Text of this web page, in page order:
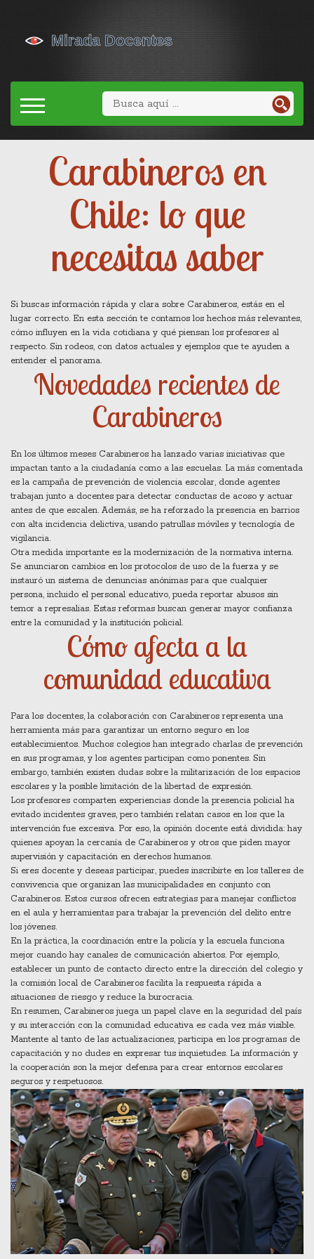
Carabineros en
Chile: lo que
necesitas saber
Si buscas información rápida y clara sobre Carabineros, estás en el
lugar correcto. En esta sección te contamos los hechos más relevantes,
cómo influyen en la vida cotidiana y qué piensan los profesores al
respecto. Sin rodeos, con datos actuales y ejemplos que te ayuden a
entender el panorama.
Novedades recientes de
Carabineros
En los últimos meses Carabineros ha lanzado varias iniciativas que
impactan tanto a la ciudadanía como a las escuelas. La más comentada
es la campaña de prevención de violencia escolar, donde agentes
trabajan junto a docentes para detectar conductas de acoso y actuar
antes de que escalen. Además, se ha reforzado la presencia en barrios
con alta incidencia delictiva, usando patrullas móviles y tecnología de
vigilancia.
Otra medida importante es la modernización de la normativa interna.
Se anunciaron cambios en los protocolos de uso de la fuerza y se
instauró un sistema de denuncias anónimas para que cualquier
persona, incluido el personal educativo, pueda reportar abusos sin
temor a represalias. Estas reformas buscan generar mayor confianza
entre la comunidad y la institución policial.
Cómo afecta a la
comunidad educativa
Para los docentes, la colaboración con Carabineros representa una
herramienta más para garantizar un entorno seguro en los
establecimientos. Muchos colegios han integrado charlas de prevención
en sus programas, y los agentes participan como ponentes. Sin
embargo, también existen dudas sobre la militarización de los espacios
escolares y la posible limitación de la libertad de expresión.
Los profesores comparten experiencias donde la presencia policial ha
evitado incidentes graves, pero también relatan casos en los que la
intervención fue excesiva. Por eso, la opinión docente está dividida: hay
quienes apoyan la cercanía de Carabineros y otros que piden mayor
supervisión y capacitación en derechos humanos.
Si eres docente y deseas participar, puedes inscribirte en los talleres de
convivencia que organizan las municipalidades en conjunto con
Carabineros. Estos cursos ofrecen estrategias para manejar conflictos
en el aula y herramientas para trabajar la prevención del delito entre
los jóvenes.
En la práctica, la coordinación entre la policía y la escuela funciona
mejor cuando hay canales de comunicación abiertos. Por ejemplo,
establecer un punto de contacto directo entre la dirección del colegio y
la comisión local de Carabineros facilita la respuesta rápida a
situaciones de riesgo y reduce la burocracia.
En resumen, Carabineros juega un papel clave en la seguridad del país
y su interacción con la comunidad educativa es cada vez más visible.
Mantente al tanto de las actualizaciones, participa en los programas de
capacitación y no dudes en expresar tus inquietudes. La información y
la cooperación son la mejor defensa para crear entornos escolares
seguros y respetuosos.